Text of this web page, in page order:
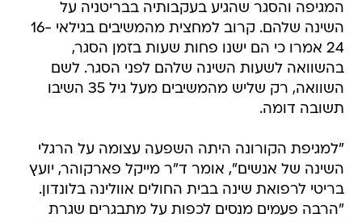
המגיפה והסגר שהגיע בעקבותיה בבריטניה על
השינה שלהם. קרוב למחצית מהמשיבים בגילאי 16-
24 אמרו כי הם ישנו פחות שעות בזמן הסגר,
בהשוואה לשעות השינה שלהם לפני הסגר. לשם
השוואה, רק שליש מהמשיבים מעל גיל 35 השיבו
תשובה דומה.
"למגיפת הקורונה היתה השפעה עצומה על הרגלי
השינה של אנשים", אומר ד"ר מייקל פארקוהר, יועץ
בריטי לרפואת שינה בבית החולים אוולינה בלונדון.
"הרבה פעמים מנסים לכפות על מתבגרים שגרת